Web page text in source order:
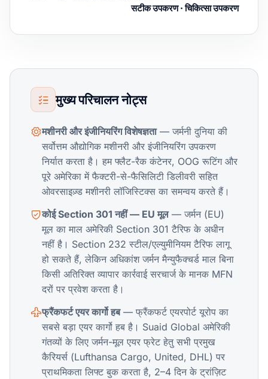
सटीक उपकरण · चिकित्सा उपकरण
मुख्य परिचालन नोट्स
मशीनरी और इंजीनियरिंग विशेषज्ञता— जर्मनी दुनिया की
सर्वोत्तम औद्योगिक मशीनरी और इंजीनियरिंग उपकरण
निर्यात करता है। हम फ्लैट-रैक कंटेनर, OOG रूटिंग और
पूरे अमेरिका में फैक्टरी-से-फैसिलिटी डिलीवरी सहित
ओवरसाइज़्ड मशीनरी लॉजिस्टिक्स का समन्वय करते हैं।
कोई Section 301 नहीं — EU मूल— जर्मन (EU)
मूल का माल अमेरिकी Section 301 टैरिफ के अधीन
नहीं है। Section 232 स्टील/एल्युमीनियम टैरिफ लागू
हो सकते हैं, लेकिन अधिकांश जर्मन मैन्युफैक्चर्ड माल बिना
किसी अतिरिक्त व्यापार कार्रवाई सरचार्ज के मानक MFN
दरों पर प्रवेश करता है।
फ्रैंकफर्ट एयर कार्गो हब— फ्रैंकफर्ट एयरपोर्ट यूरोप का
सबसे बड़ा एयर कार्गो हब है। Suaid Global अमेरिकी
गंतव्यों के लिए जर्मन-मूल एयर फ्रेट हेतु सभी प्रमुख
कैरियर्स (Lufthansa Cargo, United, DHL) पर
प्राथमिकता लिफ्ट बुक करता है, 2–4 दिन के ट्रांज़िट